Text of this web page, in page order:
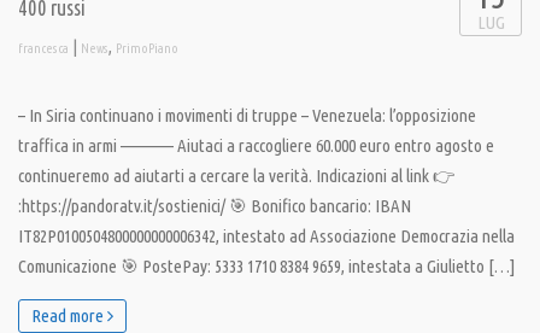
400 russi
francesca | News, PrimoPiano
LUG
– In Siria continuano i movimenti di truppe – Venezuela: l’opposizione
traffica in armi ———— Aiutaci a raccogliere 60.000 euro entro agosto e
continueremo ad aiutarti a cercare la verità. Indicazioni al link 👉
:https://pandoratv.it/sostienici/ 🎯 Bonifico bancario: IBAN
IT82P0100504800000000006342, intestato ad Associazione Democrazia nella
Comunicazione 🎯 PostePay: 5333 1710 8384 9659, intestata a Giulietto […]
Read more